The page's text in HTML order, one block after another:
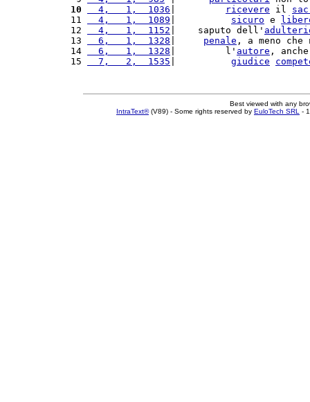
10
  4,   1,  1036
ricevere il
11
  4,   1,  1089
sicuro e
12
  4,   1,  1152
|    saputo dell'
13
  6,   1,  1328
penale , a meno
14
  6,   1,  1328
|         l' autore ,
15
  7,   2,  1535
giudice
Best viewed with any
IntraText®(V89) - Some rights reserved by EuloTech SRL -